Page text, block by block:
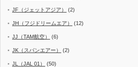
JF（ジェットアジア） (2)
JH（フジドリームエア） (12)
JJ（TAM航空） (6)
JK（スパンエアー） (2)
JL（JAL 01） (50)